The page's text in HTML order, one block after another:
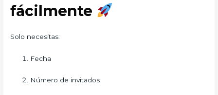
fácilmente
Solo necesitas:
Fecha
Número de invitados